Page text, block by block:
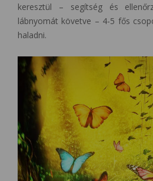
keresztül – segítség és
lábnyomát követve – 4-5 fős
haladni.